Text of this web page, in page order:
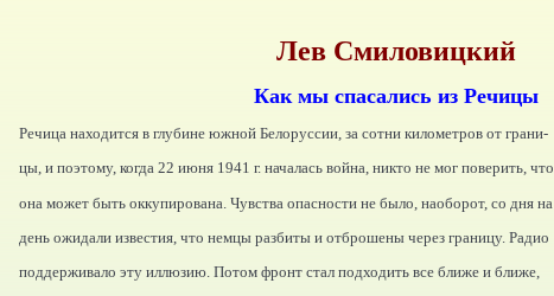
Лев Смиловицкий
Как мы спасались из Речицы
Речица находится в глубине южной Белоруссии, за сотни километров от грани-
цы, и поэтому, когда 22 июня 1941 г. началась война, никто не мог поверить, что
она может быть оккупирована. Чувства опасности не было, наоборот, со дня на
день ожидали известия, что немцы разбиты и отброшены через границу. Радио
поддерживало эту иллюзию. Потом фронт стал подходить все ближе и ближе,